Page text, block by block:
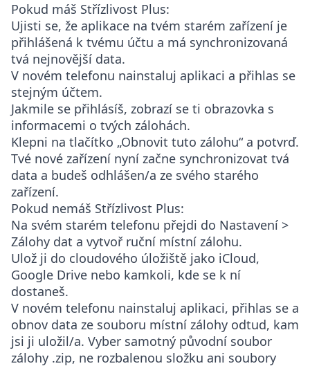
Pokud máš Střízlivost Plus:
Ujisti se, že aplikace na tvém starém zařízení je
přihlášená k tvému účtu a má synchronizovaná
tvá nejnovější data.
V novém telefonu nainstaluj aplikaci a přihlas se
stejným účtem.
Jakmile se přihlásíš, zobrazí se ti obrazovka s
informacemi o tvých zálohách.
Klepni na tlačítko „Obnovit tuto zálohu“ a potvrď.
Tvé nové zařízení nyní začne synchronizovat tvá
data a budeš odhlášen/a ze svého starého
zařízení.
Pokud nemáš Střízlivost Plus:
Na svém starém telefonu přejdi do Nastavení >
Zálohy dat a vytvoř ruční místní zálohu.
Ulož ji do cloudového úložiště jako iCloud,
Google Drive nebo kamkoli, kde se k ní
dostaneš.
V novém telefonu nainstaluj aplikaci, přihlas se a
obnov data ze souboru místní zálohy odtud, kam
jsi ji uložil/a. Vyber samotný původní soubor
zálohy .zip, ne rozbalenou složku ani soubory